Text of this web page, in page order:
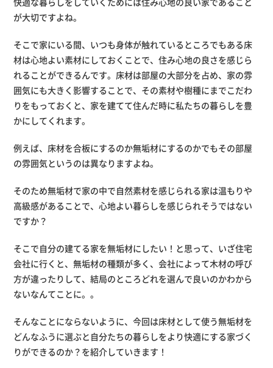
が大切ですよね。
そこで家にいる間、いつも身体が触れているところでもある床
材は心地よい素材にしておくことで、住み心地の良さを感じら
れることができるんです。床材は部屋の大部分を占め、家の雰
囲気にも大きく影響することで、その素材や樹種にまでこだわ
りをもっておくと、家を建てて住んだ時に私たちの暮らしを豊
かにしてくれます。
例えば、床材を合板にするのか無垢材にするのかでもその部屋
の雰囲気というのは異なりますよね。
そのため無垢材で家の中で自然素材を感じられる家は温もりや
高級感があることで、心地よい暮らしを感じられそうではない
ですか？
そこで自分の建てる家を無垢材にしたい！と思って、いざ住宅
会社に行くと、無垢材の種類が多く、会社によって木材の呼び
方が違ったりして、結局のところどれを選んで良いのかわから
ないなんてことに。。
そんなことにならないように、今回は床材として使う無垢材を
どんなふうに選ぶと自分たちの暮らしをより快適にする家づく
りができるのか？を紹介していきます！